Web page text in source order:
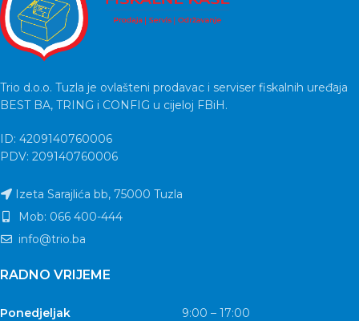
Trio d.o.o. Tuzla je ovlašteni prodavac i serviser fiskalnih uređaja
BEST BA, TRING i CONFIG u cijeloj FBiH.
ID: 4209140760006
PDV: 209140760006
Izeta Sarajlića bb, 75000 Tuzla
Mob: 066 400-444
info@trio.ba
RADNO VRIJEME
Ponedjeljak
9:00 – 17:00